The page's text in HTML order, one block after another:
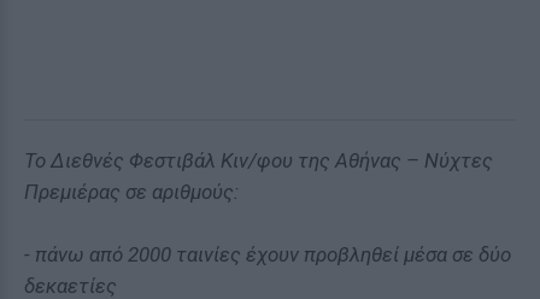
Το Διεθνές Φεστιβάλ Κιν/φου της Αθήνας – Νύχτες
Πρεμιέρας σε αριθμούς:
- πάνω από 2000 ταινίες έχουν προβληθεί μέσα σε δύο
δεκαετίες